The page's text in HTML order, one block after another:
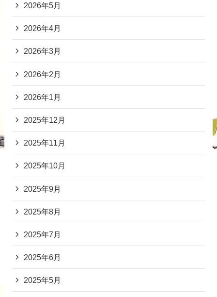
2026年5月
2026年4月
2026年3月
2026年2月
2026年1月
2025年12月
2025年11月
2025年10月
2025年9月
2025年8月
2025年7月
2025年6月
2025年5月